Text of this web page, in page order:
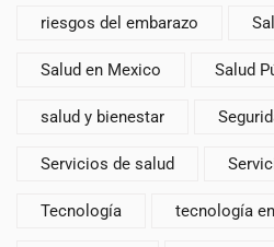
riesgos del embarazo
Salud en Mexico Salud
salud y bienestar
Servicios de salud
Tecnología tecnología